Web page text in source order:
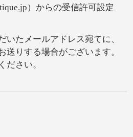
）からの受信許可設定
いたメールアドレス宛てに、
送りする場合がございます。
ださい。